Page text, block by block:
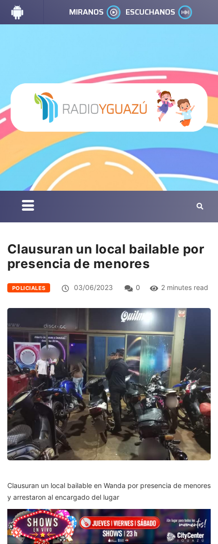
MIRANOS ESCUCHANOS
Clausuran un local bailable por
presencia de menores
POLICIALES 03/06/2023 0 2 minutes read
Clausuran un local bailable en Wanda por presencia de menores
y arrestaron al encargado del lugar